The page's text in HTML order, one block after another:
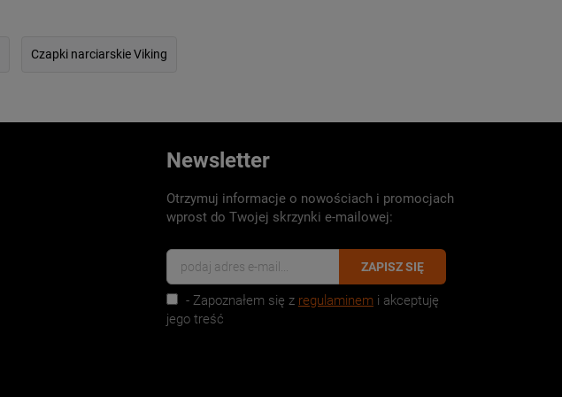
Czapki narciarskie Viking
Newsletter
Otrzymuj informacje o nowościach i promocjach
wprost do Twojej skrzynki e-mailowej:
ZAPISZ SIĘ
- Zapoznałem się z regulaminem i akceptuję
jego treść